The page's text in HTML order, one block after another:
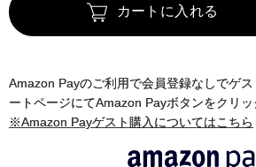
カートに入れる
Amazon Payのご利用で会員登録なしでゲ
ートページにてAmazon Payボタンをクリッ
※Amazon Payゲスト購入についてはこちら